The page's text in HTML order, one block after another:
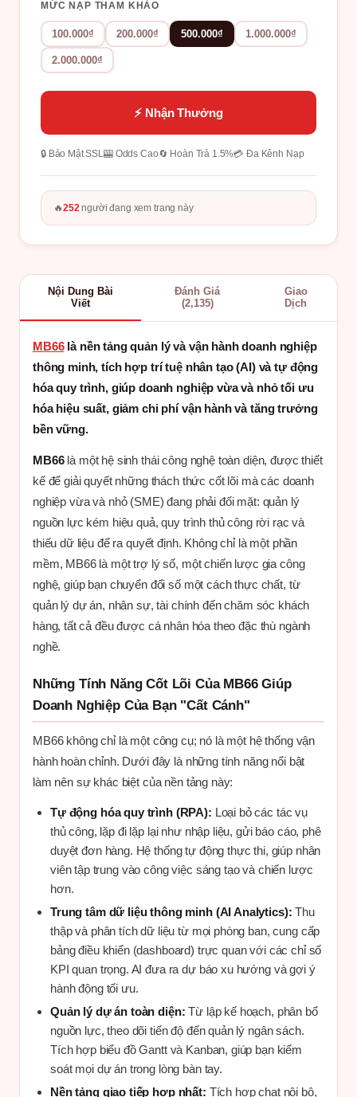
MỨC NẠP THAM KHẢO
100.000₫ 200.000₫ 500.000₫ 1.000.000₫
2.000.000₫
⚡ Nhận Thưởng
🔒 Bảo Mật SSL🎰 Odds Cao🔄 Hoàn Trả 1.5%💳 Đa Kênh Nạp
🔥252người đang xem trang này
Nội Dung Bài
Viết
Đánh Giá
(2,135)
Giao
Dịch
MB66là nền tảng quản lý và vận hành doanh nghiệp
thông minh, tích hợp trí tuệ nhân tạo (AI) và tự động
hóa quy trình, giúp doanh nghiệp vừa và nhỏ tối ưu
hóa hiệu suất, giảm chi phí vận hành và tăng trưởng
bền vững.
MB66là một hệ sinh thái công nghệ toàn diện, được thiết
kế để giải quyết những thách thức cốt lõi mà các doanh
nghiệp vừa và nhỏ (SME) đang phải đối mặt: quản lý
nguồn lực kém hiệu quả, quy trình thủ công rời rạc và
thiếu dữ liệu để ra quyết định. Không chỉ là một phần
mềm, MB66 là một trợ lý số, một chiến lược gia công
nghệ, giúp bạn chuyển đổi số một cách thực chất, từ
quản lý dự án, nhân sự, tài chính đến chăm sóc khách
hàng, tất cả đều được cá nhân hóa theo đặc thù ngành
nghề.
Những Tính Năng Cốt Lõi Của MB66 Giúp
Doanh Nghiệp Của Bạn "Cất Cánh"
MB66 không chỉ là một công cụ; nó là một hệ thống vận
hành hoàn chỉnh. Dưới đây là những tính năng nổi bật
làm nên sự khác biệt của nền tảng này:
Tự động hóa quy trình (RPA): Loại bỏ các tác vụ
thủ công, lặp đi lặp lại như nhập liệu, gửi báo cáo, phê
duyệt đơn hàng. Hệ thống tự động thực thi, giúp nhân
viên tập trung vào công việc sáng tạo và chiến lược
hơn.
Trung tâm dữ liệu thông minh (AI Analytics): Thu
thập và phân tích dữ liệu từ mọi phòng ban, cung cấp
bảng điều khiển (dashboard) trực quan với các chỉ số
KPI quan trọng. AI đưa ra dự báo xu hướng và gợi ý
hành động tối ưu.
Quản lý dự án toàn diện: Từ lập kế hoạch, phân bổ
nguồn lực, theo dõi tiến độ đến quản lý ngân sách.
Tích hợp biểu đồ Gantt và Kanban, giúp bạn kiểm
soát mọi dự án trong lòng bàn tay.
Nền tảng giao tiếp hợp nhất: Tích hợp chat nội bộ,